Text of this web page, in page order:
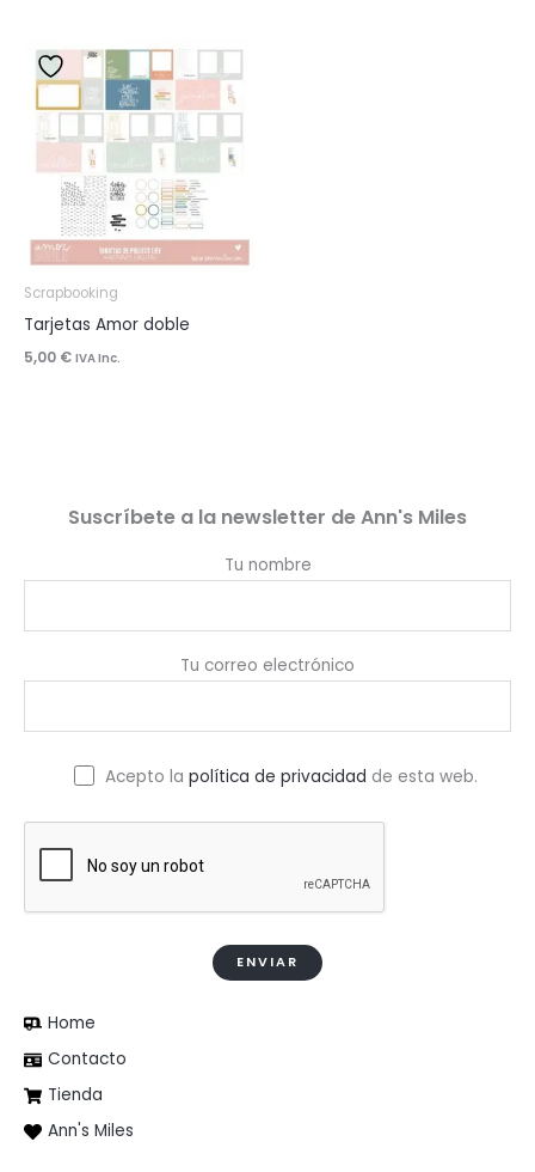
Scrapbooking
Tarjetas Amor doble
5,00 € IVA Inc.
Suscríbete a la newsletter de Ann's Miles
Tu nombre
Tu correo electrónico
Acepto lapolítica de privacidad de esta web.
Home
Contacto
Tienda
Ann's Miles